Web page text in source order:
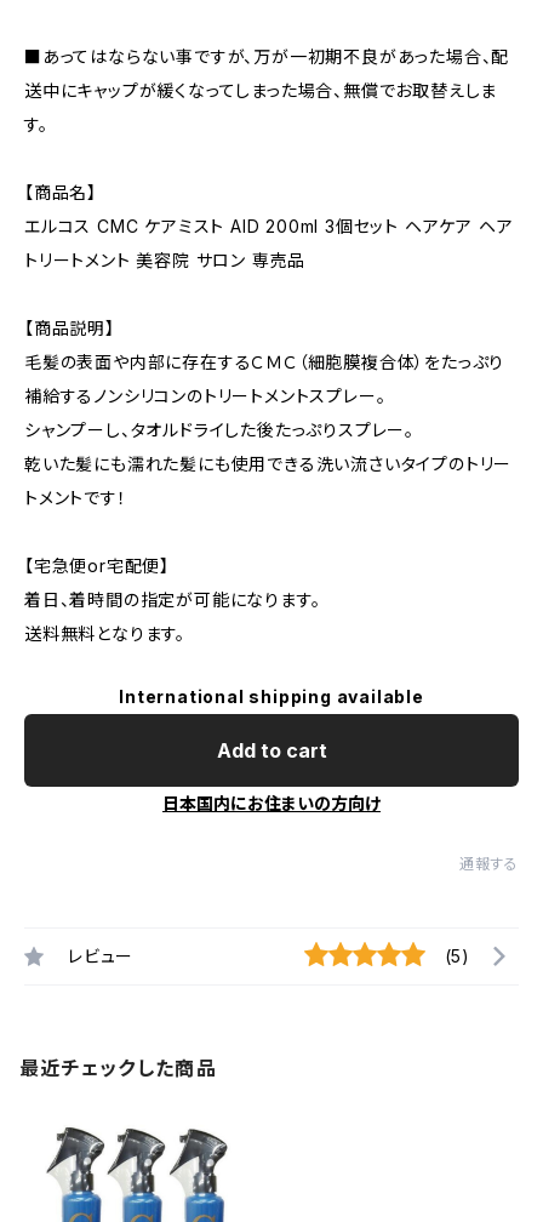
■あってはならない事ですが、万が一初期不良があった場合、配
送中にキャップが緩くなってしまった場合、無償でお取替えしま
す。
【商品名】
エルコス CMC ケアミスト AID 200ml 3個セット ヘアケア ヘア
トリートメント 美容院 サロン 専売品
【商品説明】
毛髪の表面や内部に存在するＣＭＣ（細胞膜複合体）をたっぷり
補給するノンシリコンのトリートメントスプレー。
シャンプーし、タオルドライした後たっぷりスプレー。
乾いた髪にも濡れた髪にも使用できる洗い流さいタイプのトリー
トメントです！
【宅急便or宅配便】
着日、着時間の指定が可能になります。
送料無料となります。
International shipping available
Add to cart
日本国内にお住まいの方向け
通報する
レビュー (5)
最近チェックした商品